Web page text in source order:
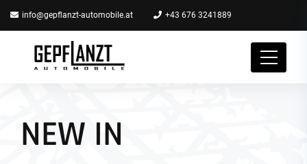
info@gepflanzt-automobile.at +43 676 3241889
NEW IN